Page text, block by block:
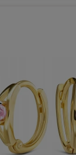
DO KOSZYKA